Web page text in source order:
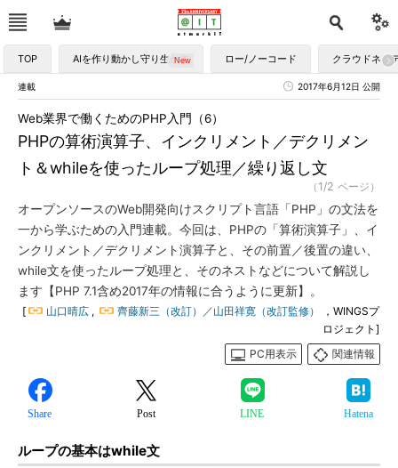
TOP AIを作り動かし守り生かす ロー/ノーコード クラウドネイ
連載 2017年6月12日 公開
PHPの算術演算子、インクリメント／デクリメン
ト＆whileを使ったループ処理／繰り返し文
Web業界で働くためのPHP入門（6）
（1/2 ページ）
オープンソースのWeb開発向けスクリプト言語「PHP」の文法を
一から学ぶための入門連載。今回は、PHPの「算術演算子」、イ
ンクリメント／デクリメント演算子と、その前置／後置の違い、
while文を使ったループ処理と、そのネストなどについて解説し
ます【PHP 7.1含め2017年の情報に合うように更新】。
[ 山口晴広 , 齊藤新三（改訂）／山田祥寛（改訂監修）
，WINGSプ
ロジェクト]
PC用表示
関連情報
Share Post LINE Hatena
ループの基本はwhile文